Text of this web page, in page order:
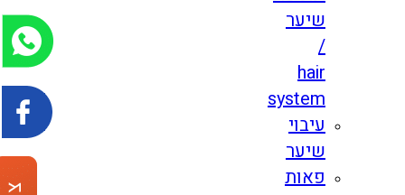
שיער
/
hair
system
עיבוי
שיער
פאות